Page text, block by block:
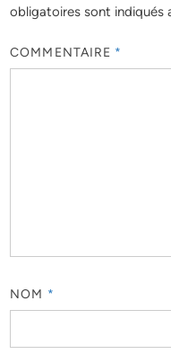
obligatoires sont indiqués
COMMENTAIRE *
NOM *